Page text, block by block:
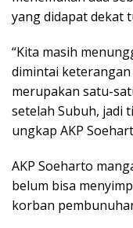
yang didapat dekat
“Kita masih
dimintai
merupakan satu-
setelah Subuh, jadi
ungkap AKP
AKP Soeharto
belum bisa
korban